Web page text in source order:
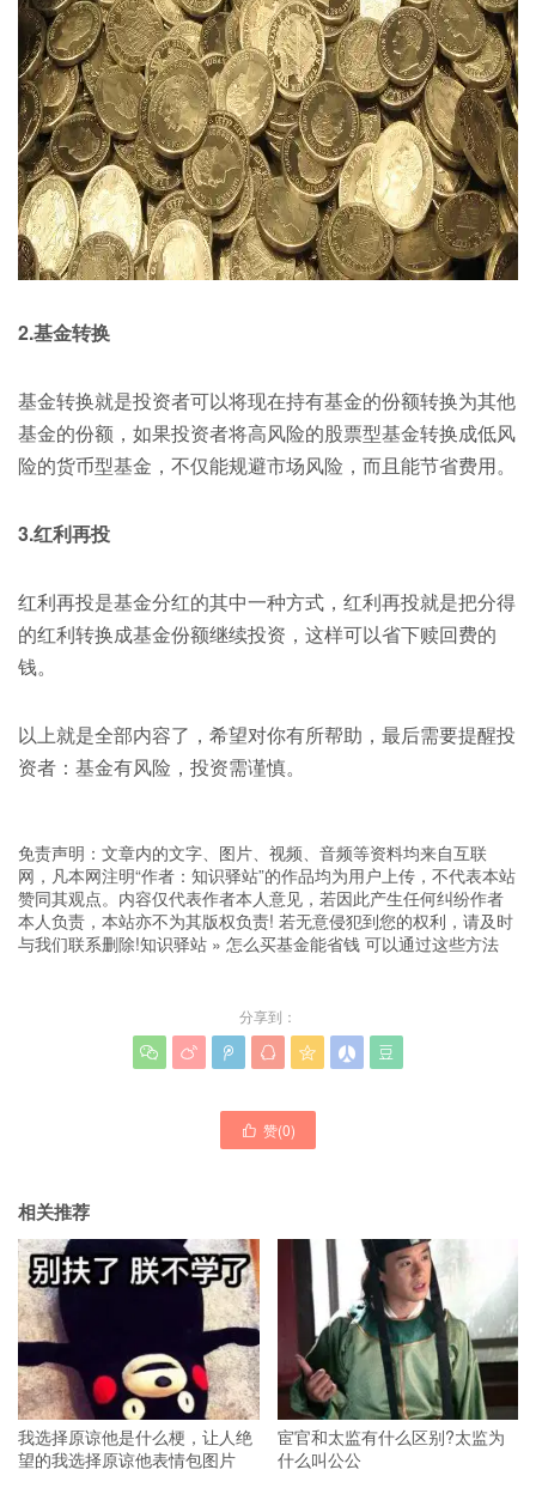
2.基金转换
基金转换就是投资者可以将现在持有基金的份额转换为其他
基金的份额，如果投资者将高风险的股票型基金转换成低风
险的货币型基金，不仅能规避市场风险，而且能节省费用。
3.红利再投
红利再投是基金分红的其中一种方式，红利再投就是把分得
的红利转换成基金份额继续投资，这样可以省下赎回费的
钱。
以上就是全部内容了，希望对你有所帮助，最后需要提醒投
资者：基金有风险，投资需谨慎。
免责声明：文章内的文字、图片、视频、音频等资料均来自互联
网，凡本网注明“作者：知识驿站”的作品均为用户上传，不代表本站
赞同其观点。内容仅代表作者本人意见，若因此产生任何纠纷作者
本人负责，本站亦不为其版权负责! 若无意侵犯到您的权利，请及时
与我们联系删除!知识驿站 » 怎么买基金能省钱 可以通过这些方法
分享到：
      
 赞(0)
相关推荐
我选择原谅他是什么梗，让人绝
望的我选择原谅他表情包图片
宦官和太监有什么区别?太监为
什么叫公公